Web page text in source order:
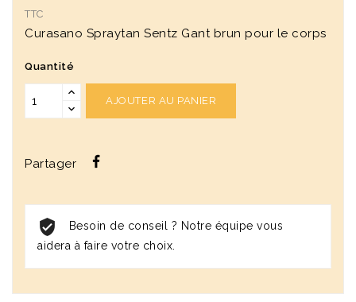
TTC
Curasano Spraytan Sentz Gant brun pour le corps
Quantité
AJOUTER AU PANIER
Partager
Besoin de conseil ? Notre équipe vous
aidera à faire votre choix.